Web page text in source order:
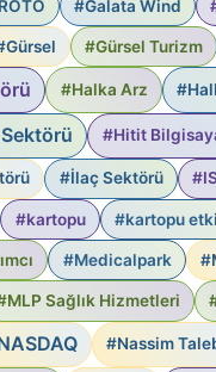
#Galata Wind
#Gürsel Turizm
#Halka Arz
Sektörü #Hitit
#İlaç Sektörü
#kartopu #kartopu
#Medicalpark
Sağlık Hizmetleri
#Nassim